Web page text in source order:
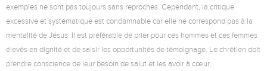
exemples ne sont pas toujours sans reproches. Cependant, la critique
excessive et systématique est condamnable car elle ne correspond pas à la
mentalité de Jésus. Il est préférable de prier pour ces hommes et ces femmes
élevés en dignité et de saisir les opportunités de témoignage. Le chrétien doit
prendre conscience de leur besoin de salut et les avoir à cœur.